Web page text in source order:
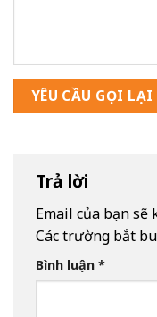
Trả lời
Email của bạn sẽ
Các trường bắt
Bình luận *